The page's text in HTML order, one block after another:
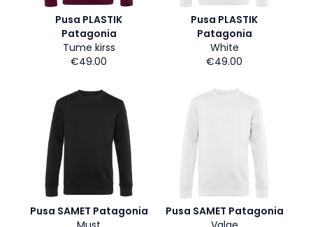
Pusa PLASTIK
Patagonia
Tume kirss
€49.00
Pusa PLASTIK
Patagonia
White
€49.00
Pusa SAMET Patagonia
Pusa SAMET Patagonia